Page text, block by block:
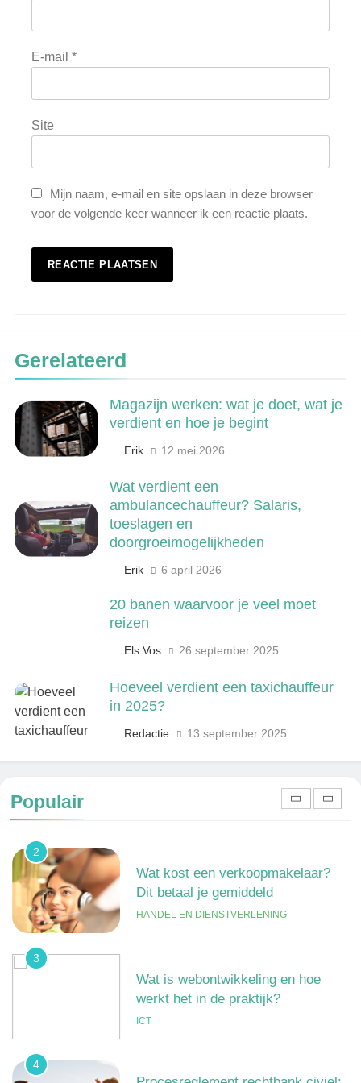
E-mail *
Site
Mijn naam, e-mail en site opslaan in deze browser
voor de volgende keer wanneer ik een reactie plaats.
Gerelateerd
Magazijn werken: wat je doet, wat je
verdient en hoe je begint
Erik 12 mei 2026
Wat verdient een
ambulancechauffeur? Salaris,
toeslagen en
doorgroeimogelijkheden
Erik 6 april 2026
20 banen waarvoor je veel moet
reizen
Els Vos 26 september 2025
Hoeveel verdient een taxichauffeur
in 2025?
Redactie 13 september 2025
Populair
De 538 Ochtendshow: dit moet je
ochtendduo van Nederland
MEDIA EN COMMUNICATIE
7
Kwantitatief of kwalitatief
onderzoek: wat is het verschil?
Wat verdient een machine
operator? Salaris, factoren en
doorgroeimogelijkheden
TECHNIEK, PRODUCTIE EN BOUW
2
Wat kost een verkoopmakelaar?
Dit betaal je gemiddeld
HANDEL EN DIENSTVERLENING
3
Wat is webontwikkeling en hoe
werkt het in de praktijk?
ICT
4